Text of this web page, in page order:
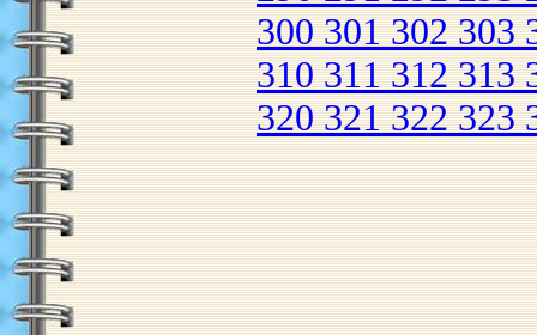
300 301 302 303
310 311 312 313
320 321 322 323